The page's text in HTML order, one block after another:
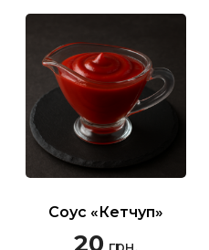
Соус «Кетчуп»
20 грн.